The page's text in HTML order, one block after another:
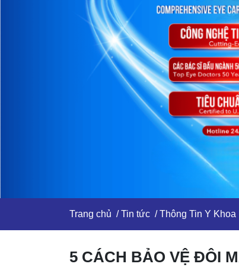
Trang chủ /Tin tức /Thông Tin Y Khoa
5 CÁCH BẢO VỆ ĐÔI